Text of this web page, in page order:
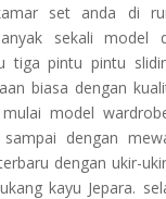
set anda di
sekali model
tiga pintu pintu
biasa dengan
model
sampai dengan
dengan ukir-
kayu Jepara.